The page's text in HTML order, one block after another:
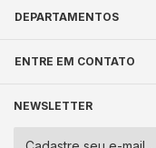
DEPARTAMENTOS
ENTRE EM CONTATO
NEWSLETTER